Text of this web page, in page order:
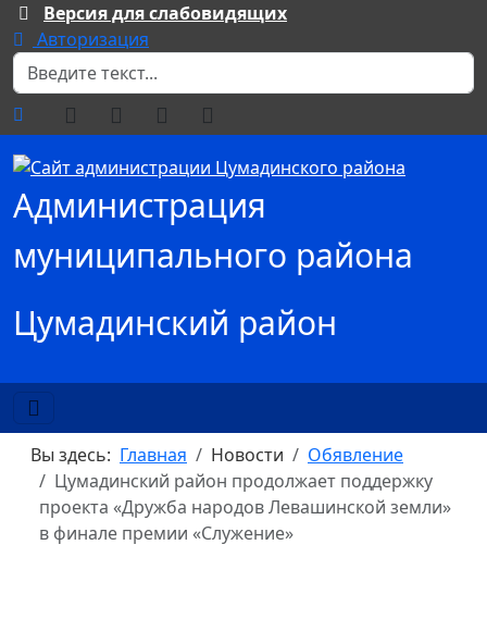
Версия для слабовидящих
Авторизация
Поиск
Администрация
муниципального района
Цумадинский район
Вы здесь: Главная Новости
Обявление
Цумадинский район продолжает поддержку
проекта «Дружба народов Левашинской земли»
в финале премии «Служение»